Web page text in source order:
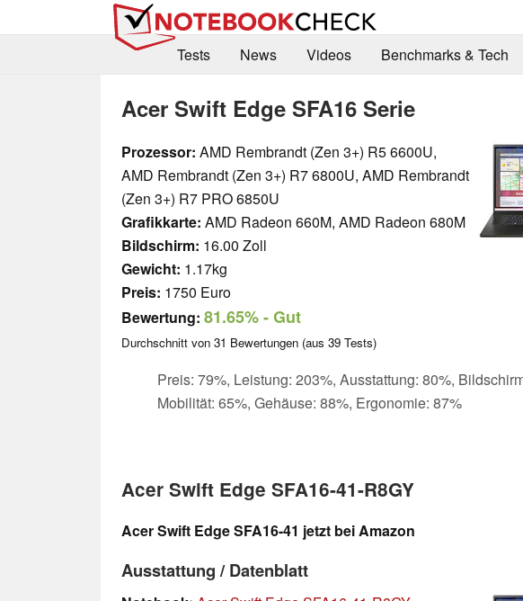
Tests
News Videos Benchmarks & Tech
Acer Swift Edge SFA16 Serie
Prozessor: AMD Rembrandt (Zen 3+) R5 6600U,
AMD Rembrandt (Zen 3+) R7 6800U, AMD Rembrandt
(Zen 3+) R7 PRO 6850U
Grafikkarte: AMD Radeon 660M, AMD Radeon 680M
Bildschirm: 16.00 Zoll
Gewicht: 1.17kg
Preis: 1750 Euro
Bewertung: 81.65%- Gut
Durchschnitt von 31 Bewertungen (aus 39 Tests)
Preis: 79%, Leistung: 203%, Ausstattung: 80%,
Mobilität: 65%, Gehäuse: 88%, Ergonomie: 87%
Acer Swift Edge SFA16-41-R8GY
Acer Swift Edge SFA16-41 jetzt bei Amazon
Ausstattung / Datenblatt